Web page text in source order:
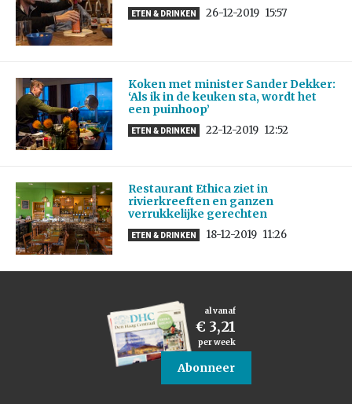
ETEN & DRINKEN 26-12-2019 15:57
Koken met minister Sander Dekker:
‘Als ik in de keuken sta, wordt het
een puinhoop’
ETEN & DRINKEN 22-12-2019 12:52
Restaurant Ethica ziet in
rivierkreeften en ganzen
verrukkelijke gerechten
ETEN & DRINKEN 18-12-2019 11:26
al vanaf
€ 3,21
per week
Abonneer